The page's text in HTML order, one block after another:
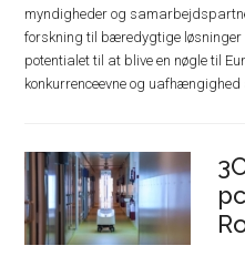
myndigheder og
forskning til bæredygtige
potentialet til at blive en nøgle til
konkurrenceevne og uafhængighed